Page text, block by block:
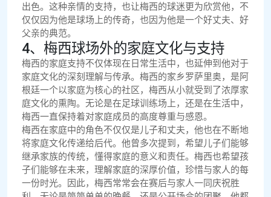
出色。这种亲情的支持，也让梅西的球迷更为欣赏他，不
仅仅因为他是球场上的传奇，也因为他是一个好丈夫、好
父亲的典范。
4、梅西球场外的家庭文化与支持
梅西的家庭支持不仅体现在日常生活中，也延伸到他对于
家庭文化的深刻理解与传承。梅西的家乡罗萨里奥，是阿
根廷一个以家庭为核心的社区，梅西从小就受到了浓厚家
庭文化的熏陶。无论是在足球训练场上，还是在生活中，
梅西一直保持着对家庭成员的高度尊重与感恩。
梅西在家庭中的角色不仅仅是儿子和丈夫，他也在不断地
将家庭文化传递给后代。他曾多次提到，希望儿子们能够
继承家族的传统，懂得家庭的意义和责任。梅西也希望孩
子们能够在未来，理解家庭的深厚价值，珍惜与家人的每
一份时光。因此，梅西常常会在赛后与家人一同庆祝胜